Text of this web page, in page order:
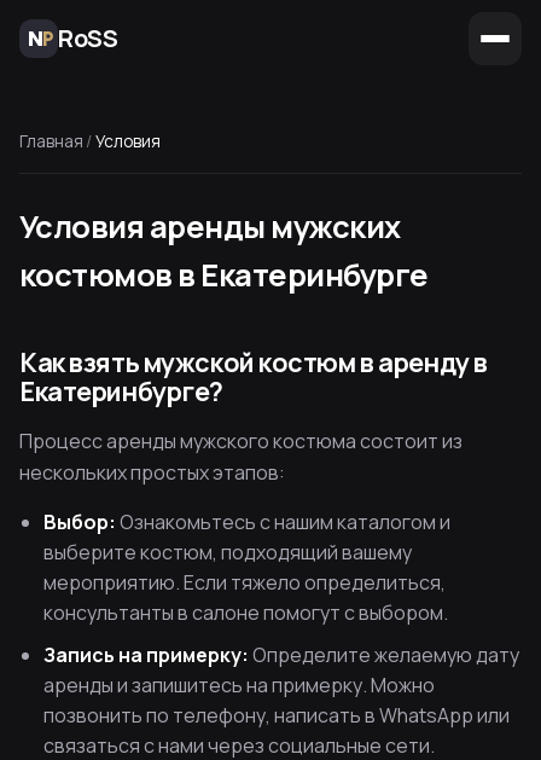
RoSS
Главная /Условия
Условия аренды мужских
костюмов в Екатеринбурге
Как взять мужской костюм в аренду в
Екатеринбурге?
Процесс аренды мужского костюма состоит из
нескольких простых этапов:
Выбор: Ознакомьтесь с нашим каталогом и
выберите костюм, подходящий вашему
мероприятию. Если тяжело определиться,
консультанты в салоне помогут с выбором.
Запись на примерку: Определите желаемую дату
аренды и запишитесь на примерку. Можно
позвонить по телефону, написать в WhatsApp или
связаться с нами через социальные сети.